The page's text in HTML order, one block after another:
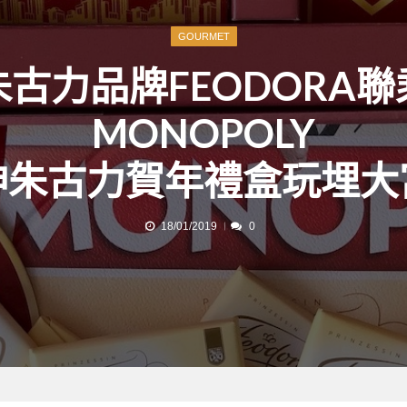
GOURMET
古力品牌FEODORA聯
MONOPOLY
古力賀年禮盒玩埋
18/01/2019 0